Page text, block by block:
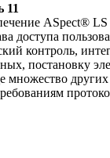
11
ASpect® LS
доступа
контроль,
постановку
множество